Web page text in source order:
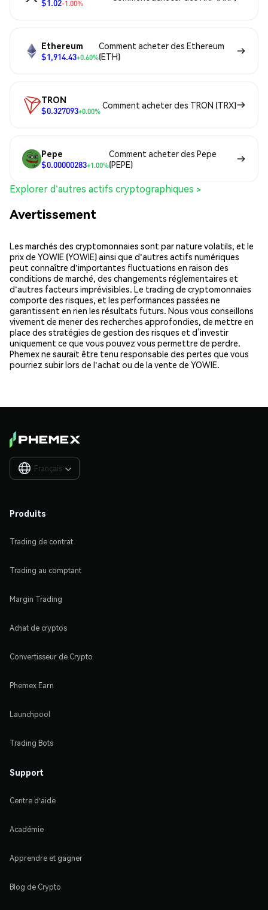
$1.02-1.00%
Ethereum
$1,914.43+0.60%
Comment acheter des Ethereum
(ETH)
TRON
$0.327093+0.00%
Comment acheter des TRON (TRX)
Pepe
$0.00000283+1.00%
Comment acheter des Pepe
(PEPE)
Explorer d'autres actifs cryptographiques >
Avertissement
Les marchés des cryptomonnaies sont par nature volatils, et le
prix de YOWIE (YOWIE) ainsi que d'autres actifs numériques
peut connaître d'importantes fluctuations en raison des
conditions de marché, des changements réglementaires et
d'autres facteurs imprévisibles. Le trading de cryptomonnaies
comporte des risques, et les performances passées ne
garantissent en rien les résultats futurs. Nous vous conseillons
vivement de mener des recherches approfondies, de mettre en
place des stratégies de gestion des risques et d’investir
uniquement ce que vous pouvez vous permettre de perdre.
Phemex ne saurait être tenu responsable des pertes que vous
pourriez subir lors de l'achat ou de la vente de YOWIE.
Français 
Produits
Trading de contrat
Trading au comptant
Margin Trading
Achat de cryptos
Convertisseur de Crypto
Phemex Earn
Launchpool
Trading Bots
Support
Centre d'aide
Académie
Apprendre et gagner
Blog de Crypto